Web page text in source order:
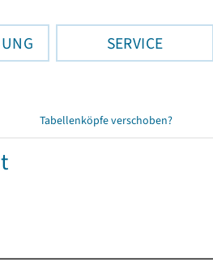
SERVICE
Tabellenköpfe verschoben?